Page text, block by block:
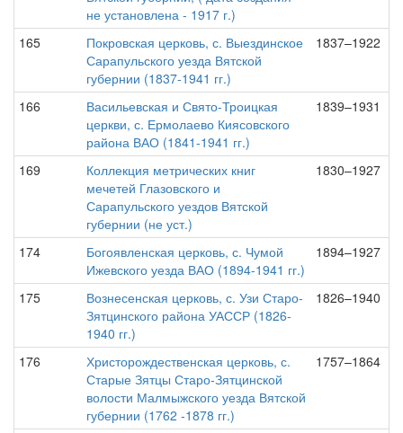
не установлена - 1917 г.)
165
Покровская церковь, с. Выездинское
Сарапульского уезда Вятской
губернии (1837-1941 гг.)
1837–1922
166
Васильевская и Свято-Троицкая
церкви, с. Ермолаево Киясовского
района ВАО (1841-1941 гг.)
1839–1931
169
Коллекция метрических книг
мечетей Глазовского и
Сарапульского уездов Вятской
губернии (не уст.)
1830–1927
174
Богоявленская церковь, с. Чумой
Ижевского уезда ВАО (1894-1941 гг.)
1894–1927
175
Вознесенская церковь, с. Узи Старо-
Зятцинского района УАССР (1826-
1940 гг.)
1826–1940
176
Христорождественская церковь, с.
Старые Зятцы Старо-Зятцинской
волости Малмыжского уезда Вятской
губернии (1762 -1878 гг.)
1757–1864